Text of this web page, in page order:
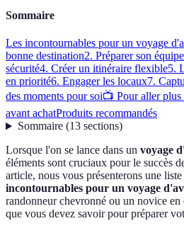
Sommaire
Les incontournables pour un voyage
bonne destination2. Préparer son
sécurité4. Créer un itinéraire flexible5.
en priorité6. Engager les locaux7.
des moments pour soi📺 Pour aller plus
avant achatProduits recommandés
Sommaire(13 sections)
Lorsque l'on se lance dans un voyage
éléments sont cruciaux pour le succès
article, nous vous présenterons une
incontournables pour un voyage
randonneur chevronné ou un novice en
que vous devez savoir pour préparer